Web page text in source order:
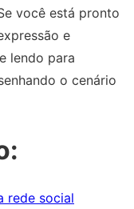
você está pronto
e
lendo para
o cenário
rede social